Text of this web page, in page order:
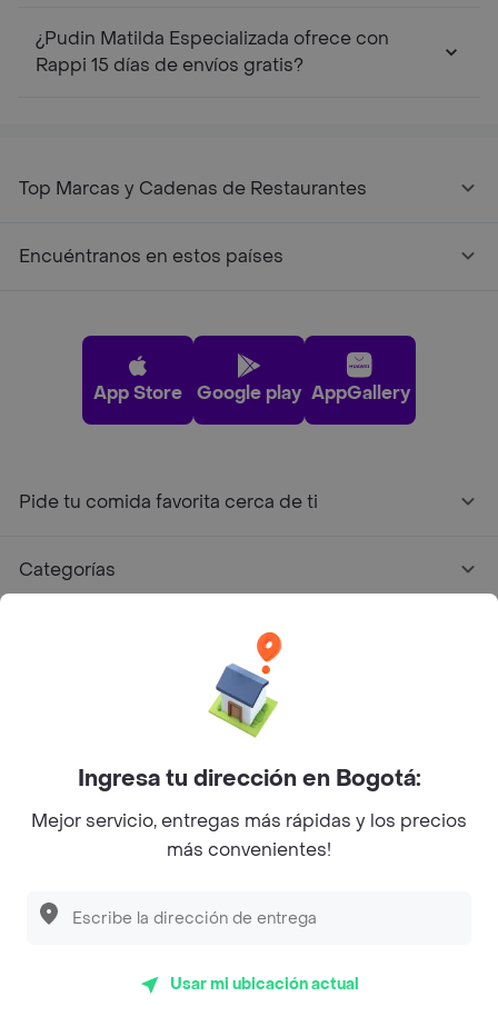
Descubre las PROMOCIONES que tenemos
¿Pudin Matilda Especializada ofrece con
Rappi 15 días de envíos gratis?
Top Marcas y Cadenas de Restaurantes
Encuéntranos en estos países
App Store Google play AppGallery
Pide tu comida favorita cerca de ti
Categorías
Facebook
Twitter
Instagram
©2026Rappi Inc. All rights reserved.
Ingresa tu dirección en Bogotá:
Mejor servicio, entregas más rápidas y los precios
más convenientes!
Usar mi ubicación actual